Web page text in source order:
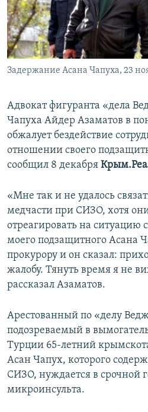
ПОБЕДИТЕЛЕЙ НЕ СУДЯТ?
КРЫМ.НЕПОКОРЕННЫЙ
ELIFBE
УКРАИНСКАЯ ПРОБЛЕМА КРЫМА
ПРИСОЕДИНЯЙТЕСЬ!
Задержание Асана Чапуха, 23
Адвокат фигуранта «дела
Чапуха Айдер Азаматов в
обжалует бездействие
отношении своего
сообщил 8 декабря
«Мне так и не удалось
медчасти при СИЗО, хотя
отреагировать на ситуацию
моего подзащитного Асана
прокурору и он сказал:
жалобу. Тянуть время я не
рассказал Азаматов.
Арестованный по «делу
подозреваемый в
Турции 65-летний
Асан Чапух, которого
СИЗО, нуждается в срочной
микроинсульта.